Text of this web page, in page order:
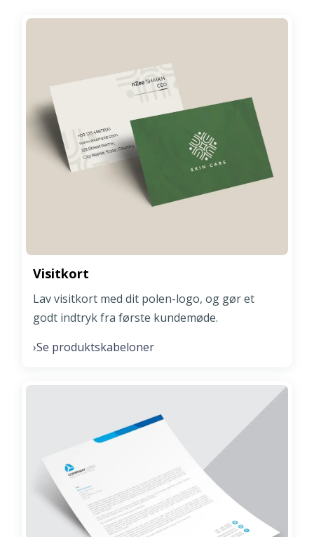
Visitkort
Lav visitkort med dit polen-logo, og gør et
godt indtryk fra første kundemøde.
›Se produktskabeloner